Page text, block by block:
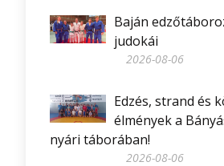
Baján
judokái
2026-08-06
Edzés, strand és
élmények a
nyári táborában!
2026-08-06